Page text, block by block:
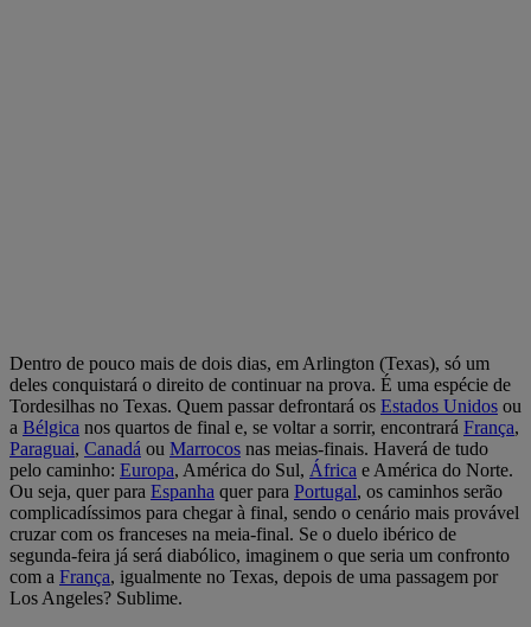
Dentro de pouco mais de dois dias, em Arlington (Texas), só um
deles conquistará o direito de continuar na prova. É uma espécie de
Tordesilhas no Texas. Quem passar defrontará os Estados Unidos ou
a Bélgica nos quartos de final e, se voltar a sorrir, encontrará França,
Paraguai, Canadá ou Marrocos nas meias-finais. Haverá de tudo
pelo caminho: Europa, América do Sul, África e América do Norte.
Ou seja, quer para Espanha quer para Portugal, os caminhos serão
complicadíssimos para chegar à final, sendo o cenário mais provável
cruzar com os franceses na meia-final. Se o duelo ibérico de
segunda-feira já será diabólico, imaginem o que seria um confronto
com a França, igualmente no Texas, depois de uma passagem por
Los Angeles? Sublime.